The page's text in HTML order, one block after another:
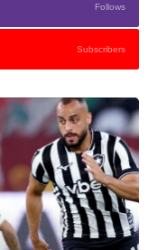
Follows
Subscribers